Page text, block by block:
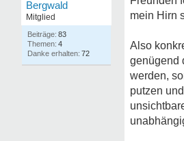
Bergwald
Mitglied
83
4
72
mein Hirn
Also
genügend
werden,
putzen